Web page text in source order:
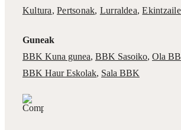
Kultura,Pertsonak, Lurraldea,
Guneak
BBK Kuna gunea, BBK Sasoiko, Ola
BBK Haur Eskolak, Sala BBK